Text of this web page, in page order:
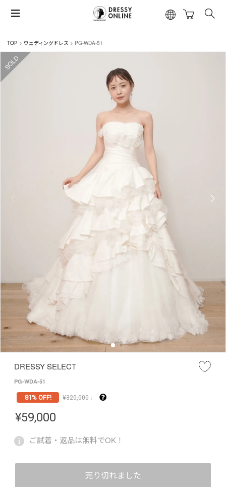
TOP ウェディングドレス PG-WDA-51
DRESSY SELECT
PG-WDA-51
¥320,000↓
81% OFF!
¥59,000
ご試着・返品は無料でOK！
売り切れました